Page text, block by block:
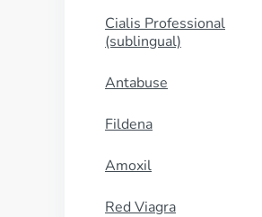
Cialis Professional
(sublingual)
Antabuse
Fildena
Amoxil
Red Viagra